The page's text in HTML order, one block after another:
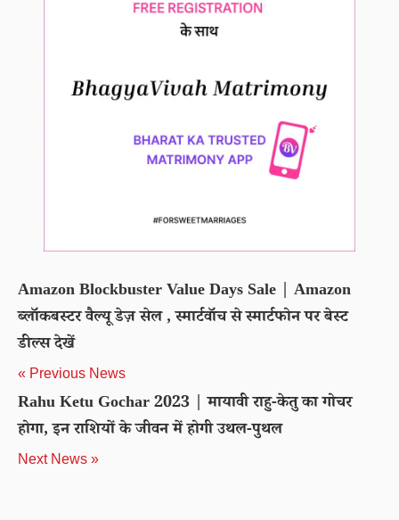
Amazon Blockbuster Value Days Sale | Amazon
ब्लॉकबस्टर वैल्यू डेज़ सेल , स्मार्टवॉच से स्मार्टफोन पर बेस्ट
डील्स देखें
« Previous News
Rahu Ketu Gochar 2023 | मायावी राहु-केतु का गोचर
होगा, इन राशियों के जीवन में होगी उथल-पुथल
Next News »